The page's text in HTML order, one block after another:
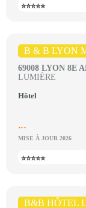
⭐⭐⭐⭐⭐
B & B LYON
69008 LYON 8E
LUMIÈRE
Hôtel
...
MISE À JOUR 2026
⭐⭐⭐⭐⭐
B&B HÔTEL